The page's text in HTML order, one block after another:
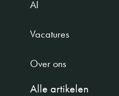
AI
Vacatures
Over ons
Alle artikelen